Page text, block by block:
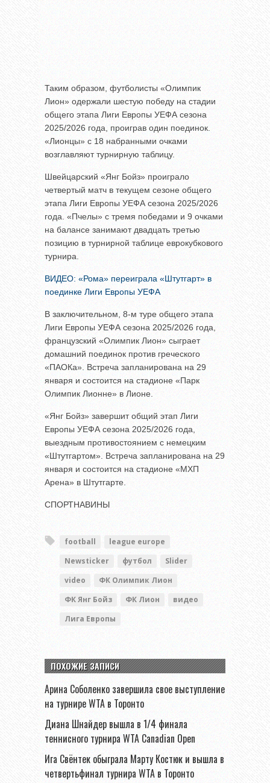
Таким образом, футболисты «Олимпик
Лион» одержали шестую победу на стадии
общего этапа Лиги Европы УЕФА сезона
2025/2026 года, проиграв один поединок.
«Лионцы» с 18 набранными очками
возглавляют турнирную таблицу.
Швейцарский «Янг Бойз» проиграло
четвертый матч в текущем сезоне общего
этапа Лиги Европы УЕФА сезона 2025/2026
года. «Пчелы» с тремя победами и 9 очками
на балансе занимают двадцать третью
позицию в турнирной таблице еврокубкового
турнира.
ВИДЕО: «Рома» переиграла «Штутгарт» в
поединке Лиги Европы УЕФА
В заключительном, 8-м туре общего этапа
Лиги Европы УЕФА сезона 2025/2026 года,
французский «Олимпик Лион» сыграет
домашний поединок против греческого
«ПАОКа». Встреча запланирована на 29
января и состоится на стадионе «Парк
Олимпик Лионне» в Лионе.
«Янг Бойз» завершит общий этап Лиги
Европы УЕФА сезона 2025/2026 года,
выездным противостоянием с немецким
«Штутгартом». Встреча запланирована на 29
января и состоится на стадионе «МХП
Арена» в Штутгарте.
СПОРТНАВИНЫ
football
league europe
Newsticker
футбол
Slider
video
ФК Олимпик Лион
ФК Янг Бойз
ФК Лион
видео
Лига Европы
ПОХОЖИЕ ЗАПИСИ
Арина Соболенко завершила свое выступление
на турнире WTA в Торонто
Диана Шнайдер вышла в 1/4 финала
теннисного турнира WTA Canadian Open
Ига Свёнтек обыграла Марту Костюк и вышла в
четвертьфинал турнира WTA в Торонто